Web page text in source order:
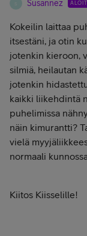
Susannez
Kokeilin laittaa
itsestäni, ja otin
jotenkin kieroon,
silmiä, heilautan
jotenkin
kaikki liikehdintä
puhelimissa
näin kimurantti?
vielä
normaali
Kiitos Kiisselille!